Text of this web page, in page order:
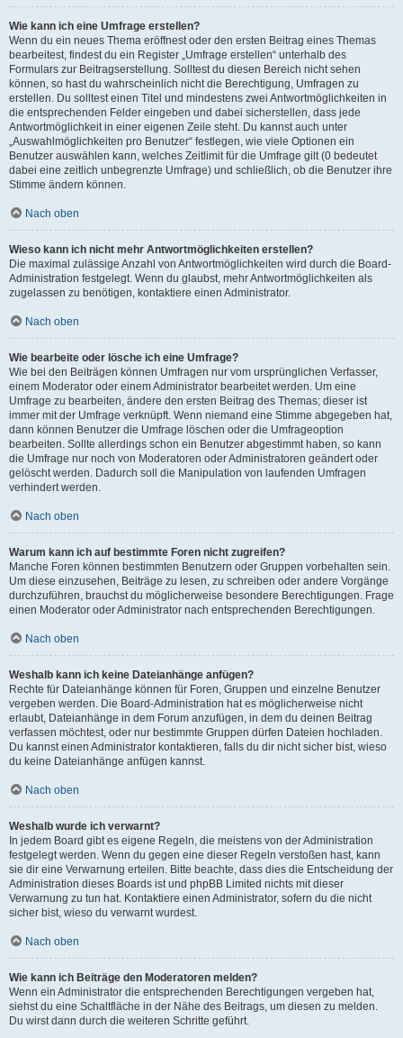
Wie kann ich eine Umfrage erstellen?
Wenn du ein neues Thema eröffnest oder den ersten Beitrag eines Themas
bearbeitest, findest du ein Register „Umfrage erstellen“ unterhalb des
Formulars zur Beitragserstellung. Solltest du diesen Bereich nicht sehen
können, so hast du wahrscheinlich nicht die Berechtigung, Umfragen zu
erstellen. Du solltest einen Titel und mindestens zwei Antwortmöglichkeiten in
die entsprechenden Felder eingeben und dabei sicherstellen, dass jede
Antwortmöglichkeit in einer eigenen Zeile steht. Du kannst auch unter
„Auswahlmöglichkeiten pro Benutzer“ festlegen, wie viele Optionen ein
Benutzer auswählen kann, welches Zeitlimit für die Umfrage gilt (0 bedeutet
dabei eine zeitlich unbegrenzte Umfrage) und schließlich, ob die Benutzer ihre
Stimme ändern können.
Nach oben
Wieso kann ich nicht mehr Antwortmöglichkeiten erstellen?
Die maximal zulässige Anzahl von Antwortmöglichkeiten wird durch die Board-
Administration festgelegt. Wenn du glaubst, mehr Antwortmöglichkeiten als
zugelassen zu benötigen, kontaktiere einen Administrator.
Nach oben
Wie bearbeite oder lösche ich eine Umfrage?
Wie bei den Beiträgen können Umfragen nur vom ursprünglichen Verfasser,
einem Moderator oder einem Administrator bearbeitet werden. Um eine
Umfrage zu bearbeiten, ändere den ersten Beitrag des Themas; dieser ist
immer mit der Umfrage verknüpft. Wenn niemand eine Stimme abgegeben hat,
dann können Benutzer die Umfrage löschen oder die Umfrageoption
bearbeiten. Sollte allerdings schon ein Benutzer abgestimmt haben, so kann
die Umfrage nur noch von Moderatoren oder Administratoren geändert oder
gelöscht werden. Dadurch soll die Manipulation von laufenden Umfragen
verhindert werden.
Nach oben
Warum kann ich auf bestimmte Foren nicht zugreifen?
Manche Foren können bestimmten Benutzern oder Gruppen vorbehalten sein.
Um diese einzusehen, Beiträge zu lesen, zu schreiben oder andere Vorgänge
durchzuführen, brauchst du möglicherweise besondere Berechtigungen. Frage
einen Moderator oder Administrator nach entsprechenden Berechtigungen.
Nach oben
Weshalb kann ich keine Dateianhänge anfügen?
Rechte für Dateianhänge können für Foren, Gruppen und einzelne Benutzer
vergeben werden. Die Board-Administration hat es möglicherweise nicht
erlaubt, Dateianhänge in dem Forum anzufügen, in dem du deinen Beitrag
verfassen möchtest, oder nur bestimmte Gruppen dürfen Dateien hochladen.
Du kannst einen Administrator kontaktieren, falls du dir nicht sicher bist, wieso
du keine Dateianhänge anfügen kannst.
Nach oben
Weshalb wurde ich verwarnt?
In jedem Board gibt es eigene Regeln, die meistens von der Administration
festgelegt werden. Wenn du gegen eine dieser Regeln verstoßen hast, kann
sie dir eine Verwarnung erteilen. Bitte beachte, dass dies die Entscheidung der
Administration dieses Boards ist und phpBB Limited nichts mit dieser
Verwarnung zu tun hat. Kontaktiere einen Administrator, sofern du die nicht
sicher bist, wieso du verwarnt wurdest.
Nach oben
Wie kann ich Beiträge den Moderatoren melden?
Wenn ein Administrator die entsprechenden Berechtigungen vergeben hat,
siehst du eine Schaltfläche in der Nähe des Beitrags, um diesen zu melden.
Du wirst dann durch die weiteren Schritte geführt.